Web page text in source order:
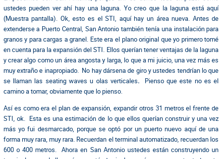
ustedes pueden ver ahí hay una laguna. Yo creo que la laguna está aquí
(Muestra pantalla). Ok, esto es el STI, aquí hay un área nueva. Antes de
extenderse a Puerto Central, San Antonio también tenía una instalación para
granos y para cargas a granel. Este era el plano original que yo primero tomé
en cuenta para la expansión del STI. Ellos querían tener ventajas de la laguna
y crear algo como un área angosta y larga, lo que a mi juicio, una vez más es
muy extraño e inapropiado. No hay dársena de giro y ustedes tendrían lo que
se llaman las seating waves u olas verticales. Pienso que este no es el
camino a tomar, obviamente que lo pienso.
Así es como era el plan de expansión, expandir otros 31 metros el frente de
STI, ok. Esta es una estimación de lo que ellos querían construir y una vez
más yo fui desmarcado, porque se optó por un puerto nuevo aquí de una
forma muy rara, muy rara. Recuerdan el terminal automatizado, recuerdan los
600 o 400 metros. Ahora en San Antonio ustedes están construyendo un